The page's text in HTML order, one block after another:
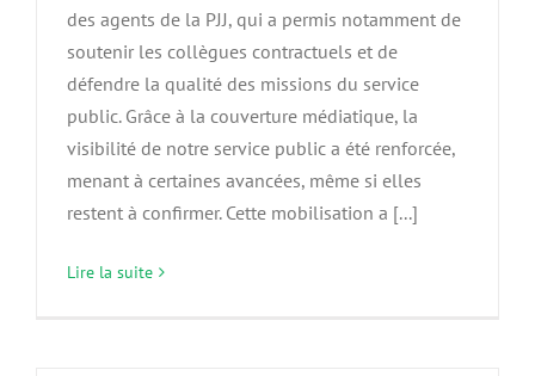
des agents de la PJJ, qui a permis notamment de
soutenir les collègues contractuels et de
défendre la qualité des missions du service
public. Grâce à la couverture médiatique, la
visibilité de notre service public a été renforcée,
menant à certaines avancées, même si elles
restent à confirmer. Cette mobilisation a [...]
Lire la suite